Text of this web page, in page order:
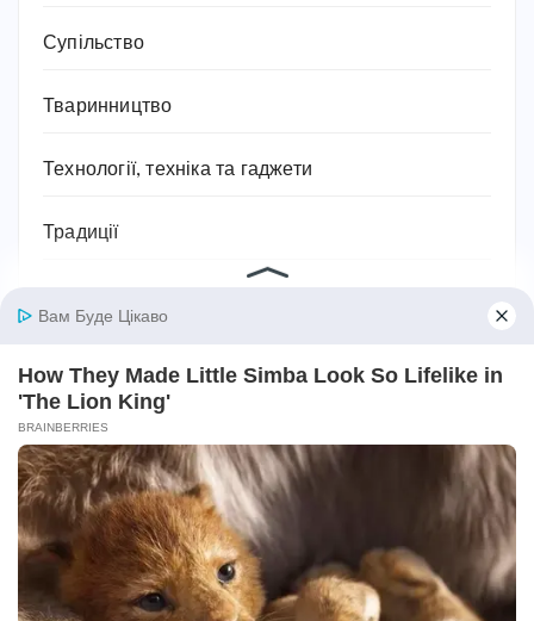
Супільство
Тваринництво
Технології, техніка та гаджети
Традиції
Фінанси
Фундаментальні науки
Хобі
Церковні та святкові дати